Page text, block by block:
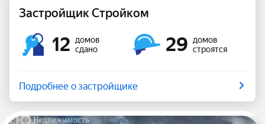
Застройщик Стройком
12
домов
сдано
29
домов
строятся
Подробнее о застройщике